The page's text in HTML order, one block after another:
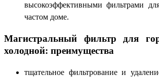
высокоэффективными фильтрами
частом доме.
Магистральный фильтр для
холодной: преимущества
тщательное фильтрование и